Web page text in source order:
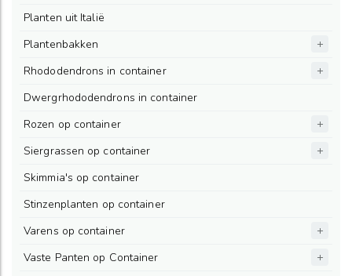
Planten uit Italië
Plantenbakken
Rhododendrons in container
Dwergrhododendrons in container
Rozen op container
Siergrassen op container
Skimmia's op container
Stinzenplanten op container
Varens op container
Vaste Panten op Container